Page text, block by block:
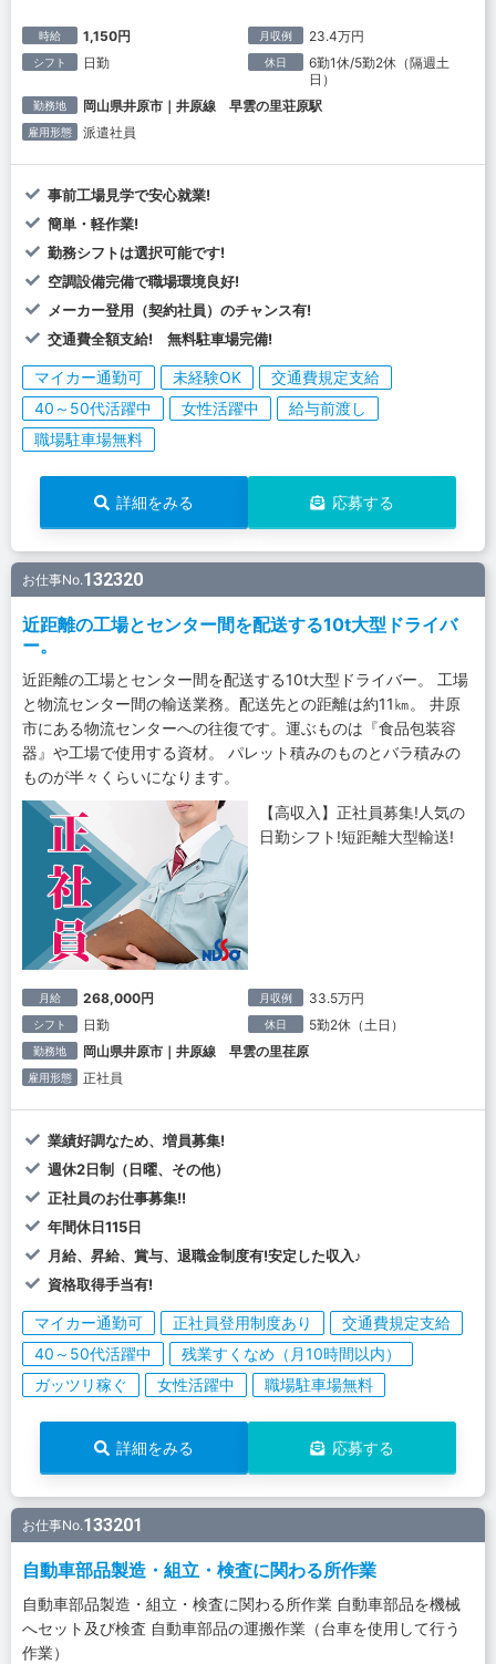
時給 1,150円 月収例 23.4万円
シフト 日勤 休日
6勤1休/5勤2休（隔週土
日）
勤務地 岡山県井原市｜井原線 早雲の里荘原駅
雇用形態 派遣社員
事前工場見学で安心就業!
簡単・軽作業!
勤務シフトは選択可能です!
空調設備完備で職場環境良好!
メーカー登用（契約社員）のチャンス有!
交通費全額支給! 無料駐車場完備!
マイカー通勤可 未経験OK
交通費規定支給
40～50代活躍中
女性活躍中
給与前渡し
職場駐車場無料
詳細をみる 応募する
お仕事No.132320
近距離の工場とセンター間を配送する10t大型ドライバ
ー。
近距離の工場とセンター間を配送する10t大型ドライバー。 工場
と物流センター間の輸送業務。配送先との距離は約11㎞。 井原
市にある物流センターへの往復です。運ぶものは『食品包装容
器』や工場で使用する資材。 パレット積みのものとバラ積みの
ものが半々くらいになります。
【高収入】正社員募集!人気の
日勤シフト!短距離大型輸送!
月給 268,000円 月収例 33.5万円
シフト 日勤 休日 5勤2休（土日）
勤務地 岡山県井原市｜井原線 早雲の里荏原
雇用形態 正社員
業績好調なため、増員募集!
週休2日制（日曜、その他）
正社員のお仕事募集!!
年間休日115日
月給、昇給、賞与、退職金制度有!安定した収入♪
資格取得手当有!
マイカー通勤可 正社員登用制度あり
交通費規定支給
40～50代活躍中
残業すくなめ（月10時間以内）
ガッツリ稼ぐ
女性活躍中 職場駐車場無料
詳細をみる 応募する
お仕事No.133201
自動車部品製造・組立・検査に関わる所作業
自動車部品製造・組立・検査に関わる所作業 自動車部品を機械
へセット及び検査 自動車部品の運搬作業（台車を使用して行う
作業）